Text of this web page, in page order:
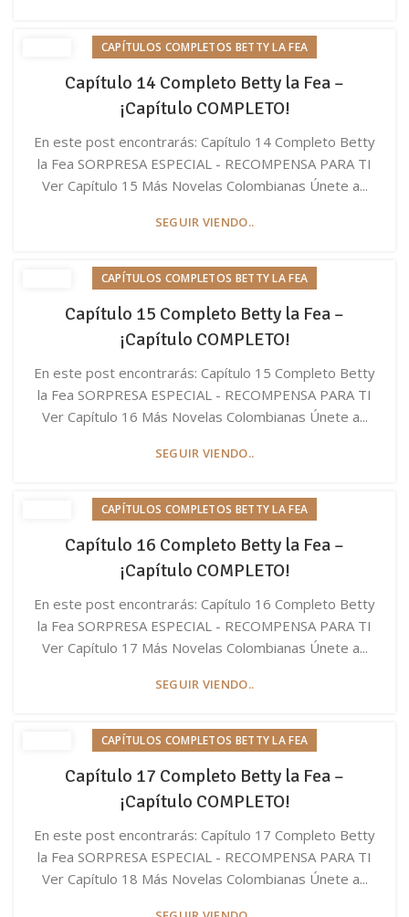
CAPÍTULOS COMPLETOS BETTY LA FEA
Capítulo 14 Completo Betty la Fea –
¡Capítulo COMPLETO!
En este post encontrarás: Capítulo 14 Completo Betty
la Fea SORPRESA ESPECIAL - RECOMPENSA PARA TI
Ver Capítulo 15 Más Novelas Colombianas Únete a...
SEGUIR VIENDO..
CAPÍTULOS COMPLETOS BETTY LA FEA
Capítulo 15 Completo Betty la Fea –
¡Capítulo COMPLETO!
En este post encontrarás: Capítulo 15 Completo Betty
la Fea SORPRESA ESPECIAL - RECOMPENSA PARA TI
Ver Capítulo 16 Más Novelas Colombianas Únete a...
SEGUIR VIENDO..
CAPÍTULOS COMPLETOS BETTY LA FEA
Capítulo 16 Completo Betty la Fea –
¡Capítulo COMPLETO!
En este post encontrarás: Capítulo 16 Completo Betty
la Fea SORPRESA ESPECIAL - RECOMPENSA PARA TI
Ver Capítulo 17 Más Novelas Colombianas Únete a...
SEGUIR VIENDO..
CAPÍTULOS COMPLETOS BETTY LA FEA
Capítulo 17 Completo Betty la Fea –
¡Capítulo COMPLETO!
En este post encontrarás: Capítulo 17 Completo Betty
la Fea SORPRESA ESPECIAL - RECOMPENSA PARA TI
Ver Capítulo 18 Más Novelas Colombianas Únete a...